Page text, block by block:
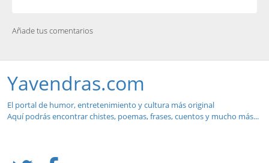
Añade tus comentarios
Yavendras.com
El portal de humor, entretenimiento y cultura más original
Aquí podrás encontrar chistes, poemas, frases, cuentos y mucho más...